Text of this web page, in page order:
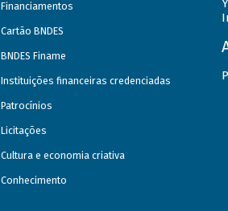
Financiamentos
Cartão BNDES
BNDES Finame
Instituições financeiras credenciadas
Patrocínios
Licitações
Cultura e economia criativa
Conhecimento